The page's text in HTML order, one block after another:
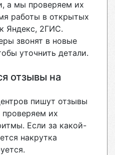
а мы проверяем их
работы в открытых
Яндекс, 2ГИС.
звонят в новые
уточнить детали.
отзывы на
пишут отзывы
их
Если за какой-
накрутка